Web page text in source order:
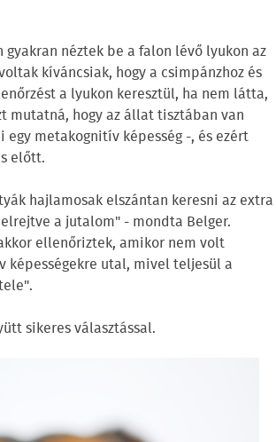
néztek be a falon lévő lyukon az
kíváncsiak, hogy a csimpánzhoz és
a lyukon keresztül, ha nem látta,
mutatná, hogy az állat tisztában van
metakognitív képesség -, és ezért
előtt.
hajlamosak elszántan keresni az extra
a jutalom" - mondta Belger.
ellenőriztek, amikor nem volt
utal, mivel teljesül a
sikeres választással.